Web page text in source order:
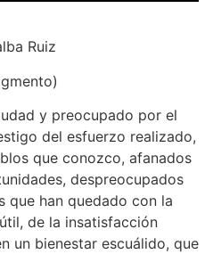
Ruiz
y preocupado por el
del esfuerzo realizado,
que conozco, afanados
despreocupados
que han quedado con la
de la insatisfacción
un bienestar escuálido, que